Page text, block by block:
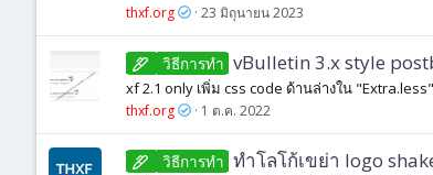
thxf.org 23 มิถุนายน 2023
วิธีการทํา vBulletin 3.x style
xf 2.1 only เพิ่ม css code ด้านล่างใน
thxf.org 1 ต.ค. 2022
วิธีการทํา ทำโลโก้เขย่า logo